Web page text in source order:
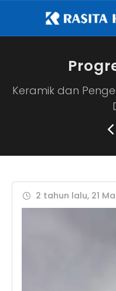
Keramik dan
2 tahun lalu, 21